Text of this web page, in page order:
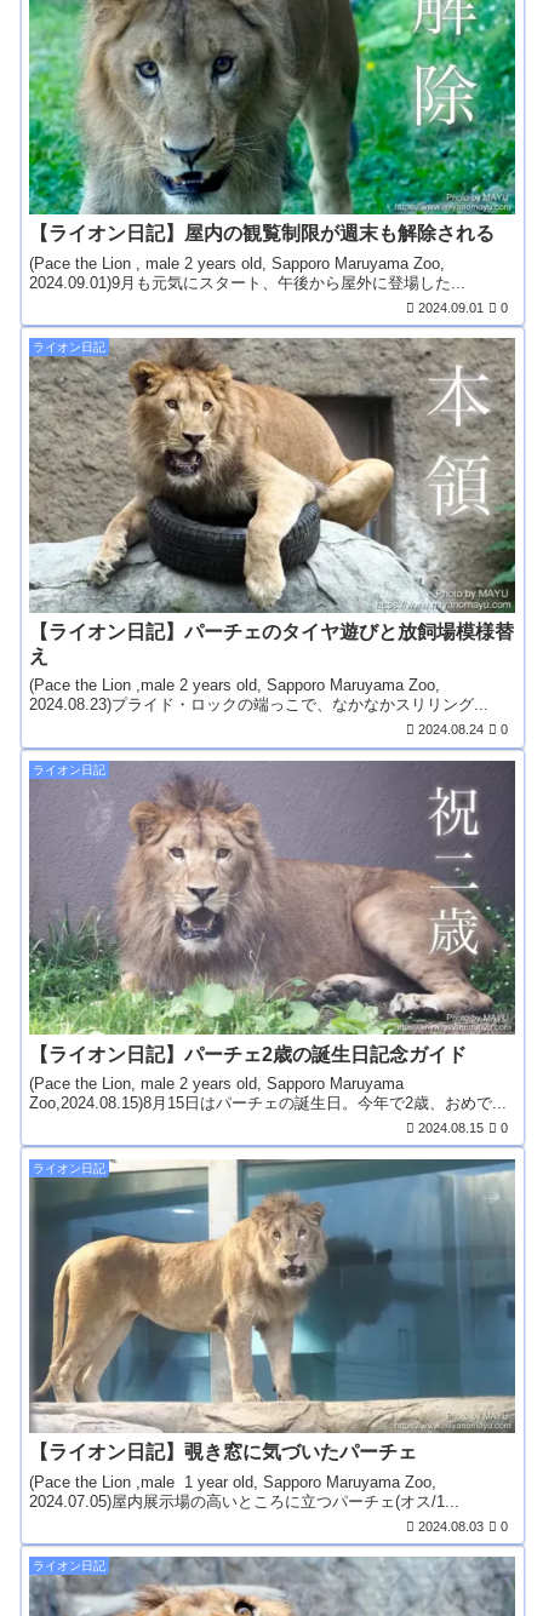
【ライオン日記】屋内の観覧制限が週末も解除される
(Pace the Lion , male 2 years old, Sapporo Maruyama Zoo,
2024.09.01)9月も元気にスタート、午後から屋外に登場した...
2024.09.01 0
ライオン日記
【ライオン日記】パーチェのタイヤ遊びと放飼場模様替
え
(Pace the Lion ,male 2 years old, Sapporo Maruyama Zoo,
2024.08.23)プライド・ロックの端っこで、なかなかスリリング...
2024.08.24 0
ライオン日記
【ライオン日記】パーチェ2歳の誕生日記念ガイド
(Pace the Lion, male 2 years old, Sapporo Maruyama
Zoo,2024.08.15)8月15日はパーチェの誕生日。今年で2歳、おめで...
2024.08.15 0
ライオン日記
【ライオン日記】覗き窓に気づいたパーチェ
(Pace the Lion ,male 1 year old, Sapporo Maruyama Zoo,
2024.07.05)屋内展示場の高いところに立つパーチェ(オス/1...
2024.08.03 0
ライオン日記